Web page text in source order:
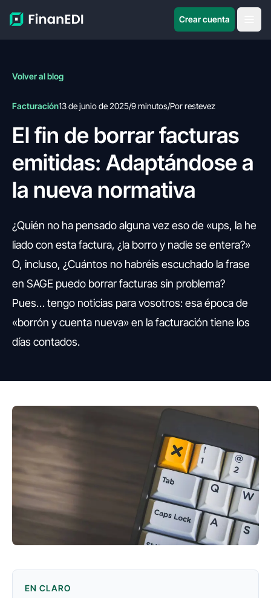
Crear cuenta
Volver al blog
Facturación13 de junio de 2025/9 minutos/Por restevez
El fin de borrar facturas
emitidas: Adaptándose a
la nueva normativa
¿Quién no ha pensado alguna vez eso de «ups, la he
liado con esta factura, ¿la borro y nadie se entera?»
O, incluso, ¿Cuántos no habréis escuchado la frase
en SAGE puedo borrar facturas sin problema?
Pues… tengo noticias para vosotros: esa época de
«borrón y cuenta nueva» en la facturación tiene los
días contados.
EN CLARO